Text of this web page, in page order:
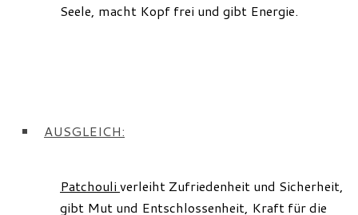
Seele, macht Kopf frei und gibt Energie.
AUSGLEICH:
Patchouli verleiht Zufriedenheit und Sicherheit,
gibt Mut und Entschlossenheit, Kraft für die